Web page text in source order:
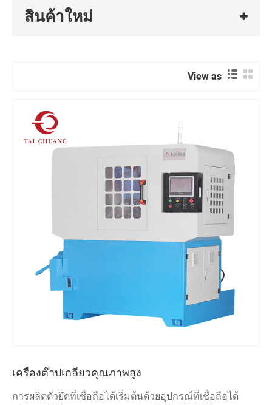
สินค้าใหม่
View as
เครื่องต๊าปเกลียวคุณภาพสูง
การผลิตตัวยึดที่เชื่อถือได้เริ่มต้นด้วยอุปกรณ์ที่เชื่อถือได้